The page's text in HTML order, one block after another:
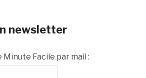
newsletter
Minute Facile par mail :